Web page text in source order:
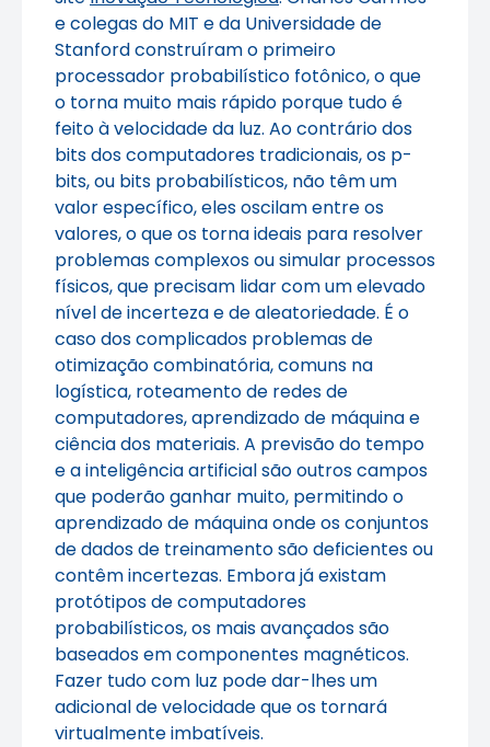
e colegas do MIT e da Universidade de
Stanford construíram o primeiro
processador probabilístico fotônico, o que
o torna muito mais rápido porque tudo é
feito à velocidade da luz. Ao contrário dos
bits dos computadores tradicionais, os p-
bits, ou bits probabilísticos, não têm um
valor específico, eles oscilam entre os
valores, o que os torna ideais para resolver
problemas complexos ou simular processos
físicos, que precisam lidar com um elevado
nível de incerteza e de aleatoriedade. É o
caso dos complicados problemas de
otimização combinatória, comuns na
logística, roteamento de redes de
computadores, aprendizado de máquina e
ciência dos materiais. A previsão do tempo
e a inteligência artificial são outros campos
que poderão ganhar muito, permitindo o
aprendizado de máquina onde os conjuntos
de dados de treinamento são deficientes ou
contêm incertezas. Embora já existam
protótipos de computadores
probabilísticos, os mais avançados são
baseados em componentes magnéticos.
Fazer tudo com luz pode dar-lhes um
adicional de velocidade que os tornará
virtualmente imbatíveis.